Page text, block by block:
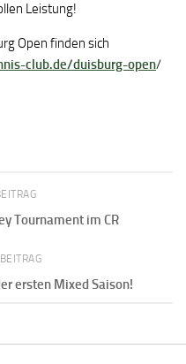
Leistung!
Open finden sich
club.de/duisburg-open/
Tournament im CR
ersten Mixed Saison!